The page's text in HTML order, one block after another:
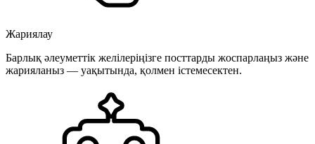
Жариялау
Барлық әлеуметтік желілеріңізге посттарды жоспарлаңыз және
жарияланыз — уақытында, қолмен істемесектен.